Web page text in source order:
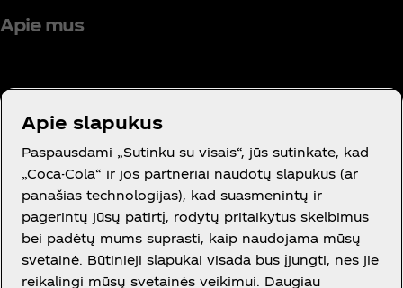
Apie mus
Reikia pagalbos?
Teisinė informacija
Apie slapukus
Paspausdami „Sutinku su visais“, jūs sutinkate, kad
„Coca-Cola“ ir jos partneriai naudotų slapukus (ar
panašias technologijas), kad suasmenintų ir
pagerintų jūsų patirtį, rodytų pritaikytus skelbimus
bei padėtų mums suprasti, kaip naudojama mūsų
svetainė. Būtinieji slapukai visada bus įjungti, nes jie
reikalingi mūsų svetainės veikimui. Daugiau